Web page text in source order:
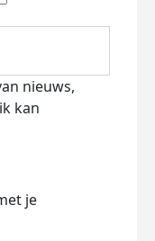
nieuws,
kan
je